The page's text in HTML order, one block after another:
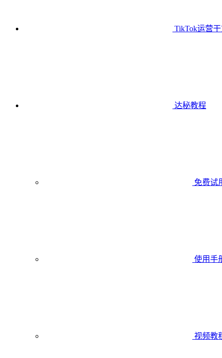
TikTok运营
达秘教程
免费试
使用手
视频教